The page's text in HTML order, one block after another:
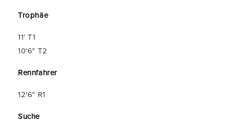
Trophäe
11' T1
10'6" T2
Rennfahrer
12'6" R1
Suche